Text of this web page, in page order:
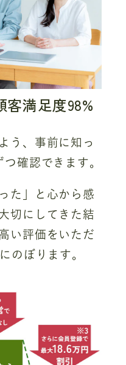
満足度98%
う、事前に知っ
確認できます。
た」と心から感
切にしてきた結
い評価をいただ
のぼります。